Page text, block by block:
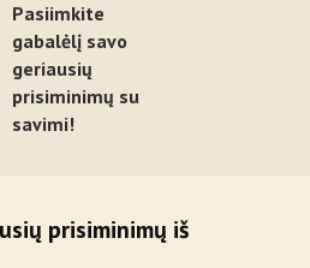
Pasiimkite
gabalėlį savo
geriausių
prisiminimų su
savimi!
prisiminimų iš